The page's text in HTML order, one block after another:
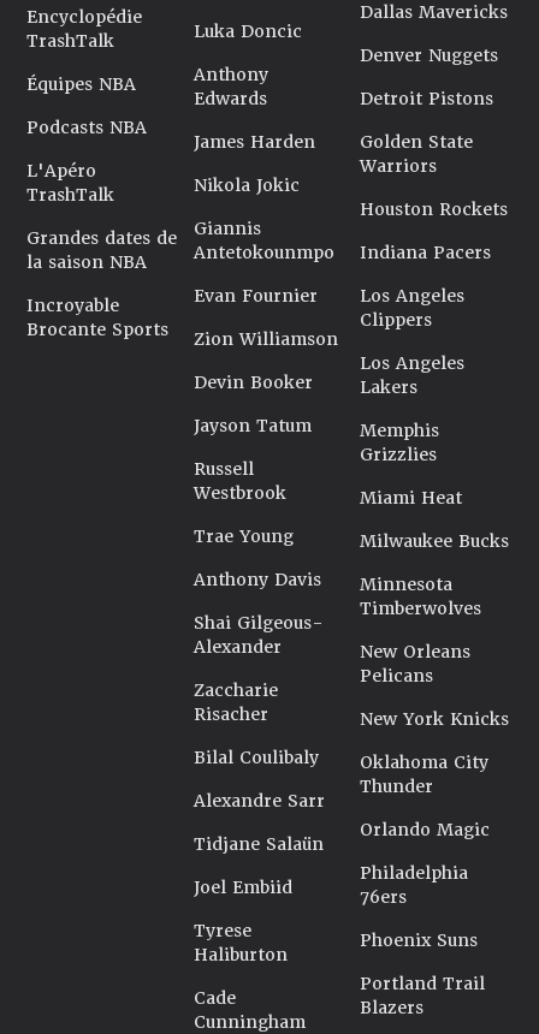
Encyclopédie
TrashTalk
Équipes NBA
Podcasts NBA
L'Apéro
TrashTalk
Grandes dates de
la saison NBA
Incroyable
Brocante Sports
Luka Doncic
Anthony
Edwards
James Harden
Nikola Jokic
Giannis
Antetokounmpo
Evan Fournier
Zion Williamson
Devin Booker
Jayson Tatum
Russell
Westbrook
Trae Young
Anthony Davis
Shai Gilgeous-
Alexander
Zaccharie
Risacher
Bilal Coulibaly
Alexandre Sarr
Tidjane Salaün
Joel Embiid
Tyrese
Haliburton
Cade
Cunningham
Dallas Mavericks
Denver Nuggets
Detroit Pistons
Golden State
Warriors
Houston Rockets
Indiana Pacers
Los Angeles
Clippers
Los Angeles
Lakers
Memphis
Grizzlies
Miami Heat
Milwaukee Bucks
Minnesota
Timberwolves
New Orleans
Pelicans
New York Knicks
Oklahoma City
Thunder
Orlando Magic
Philadelphia
76ers
Phoenix Suns
Portland Trail
Blazers